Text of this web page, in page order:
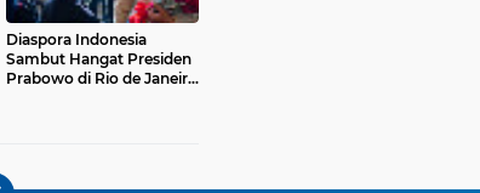
Diaspora Indonesia
Sambut Hangat Presiden
Prabowo di Rio de Janeiro